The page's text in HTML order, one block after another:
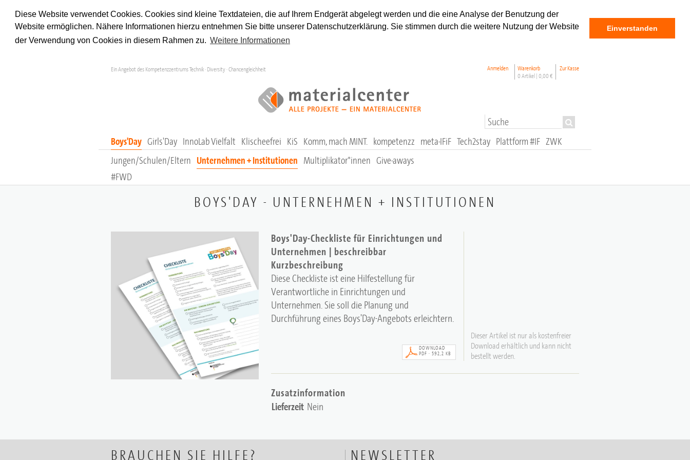
Diese Website verwendet Cookies. Cookies sind kleine Textdateien, die auf Ihrem Endgerät abgelegt werden und die eine Analyse der Benutzung der
Website ermöglichen. Nähere Informationen hierzu entnehmen Sie bitte unserer Datenschutzerklärung. Sie stimmen durch die weitere Nutzung der Website
der Verwendung von Cookies in diesem Rahmen zu. Weitere Informationen
Einverstanden
Ein Angebot des Kompetenzzentrums Technik · Diversity · Chancengleichheit Anmelden
Warenkorb
0 Artikel | 0,00 €
Zur Kasse
Boys'Day
Jungen/Schulen/Eltern Unternehmen + Institutionen Multiplikator*innen Give-aways
Girls'Day InnoLab Vielfalt Klischeefrei KiS Komm, mach MINT. kompetenzz meta-IFiF Tech2stay Plattform #IF ZWK
#FWD
BOYS'DAY - UNTERNEHMEN + INSTITUTIONEN
Boys'Day-Checkliste für Einrichtungen und
Unternehmen | beschreibbar
Kurzbeschreibung
Diese Checkliste ist eine Hilfestellung für
Verantwortliche in Einrichtungen und
Unternehmen. Sie soll die Planung und
Durchführung eines Boys'Day-Angebots erleichtern.
DOWNLOAD
PDF · 592,2 KB
Dieser Artikel ist nur als kostenfreier
Download erhältlich und kann nicht
bestellt werden.
Zusatzinformation
Lieferzeit Nein
BRAUCHEN SIE HILFE? NEWSLETTER